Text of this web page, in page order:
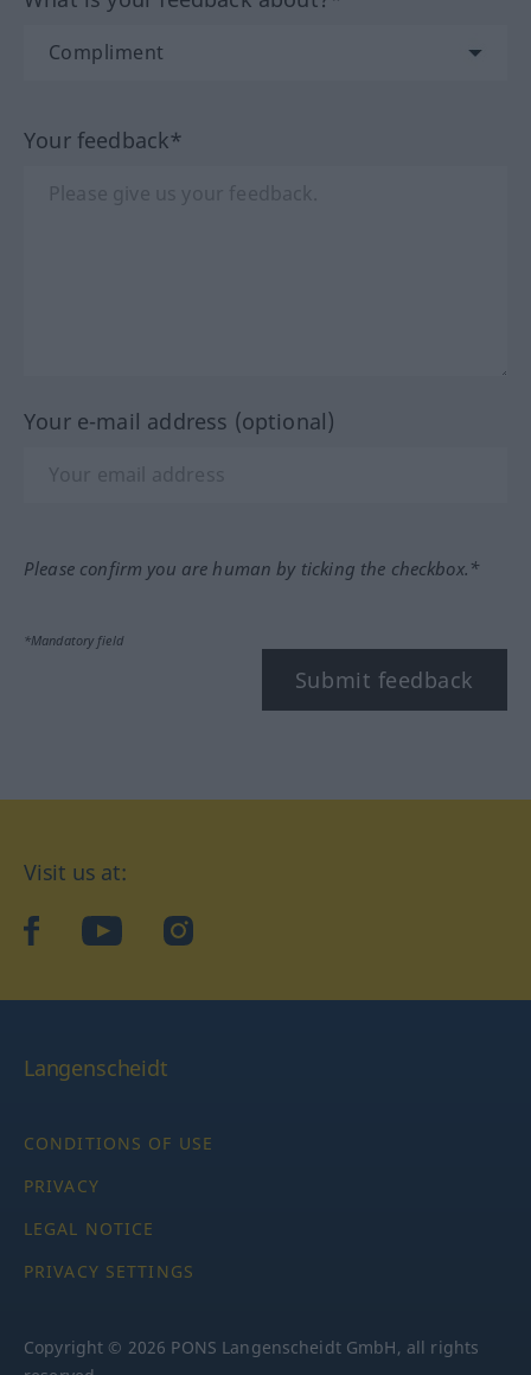
Your feedback*
Your e-mail address (optional)
Please confirm you are human by ticking the checkbox.*
*Mandatory field
Submit feedback
Visit us at:
facebookYouTubeInstagram
Langenscheidt
CONDITIONS OF USE
PRIVACY
LEGAL NOTICE
PRIVACY SETTINGS
Copyright © 2026 PONS Langenscheidt GmbH, all rights